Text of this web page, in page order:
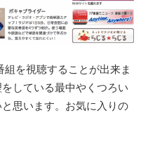
を視聴することが出来ま
している最中やくつろい
思います。お気に入りの